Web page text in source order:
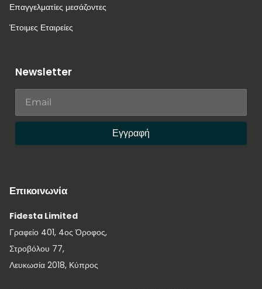
Επαγγελματίες μεσάζοντες
Έτοιμες Εταιρείες
Newsletter
Εγγραφή
Επικοινωνία
Fidesta Limited
Γραφείο 401, 4ος Όροφος,
Στροβόλου 77,
Λευκωσία 2018, Κύπρος